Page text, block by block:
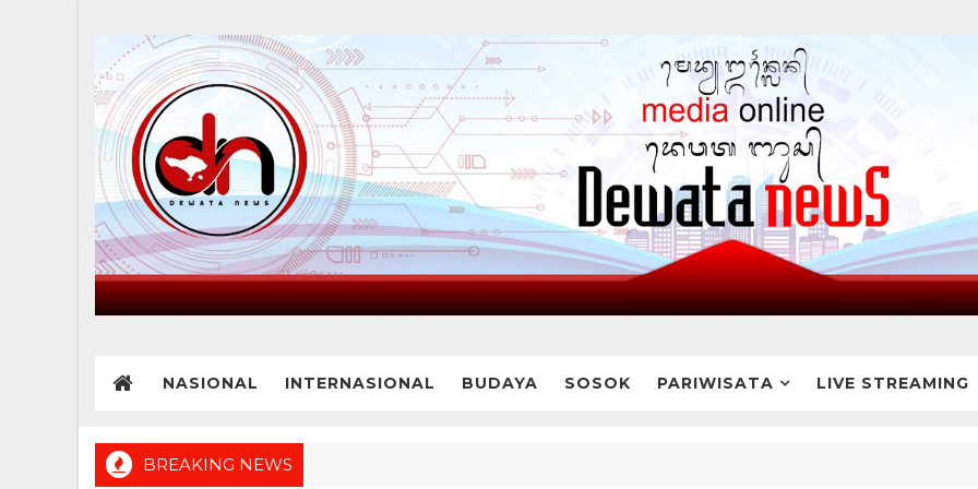
NASIONAL INTERNASIONAL BUDAYA SOSOK PARIWISATA LIVE STREAMING
BREAKING NEWS